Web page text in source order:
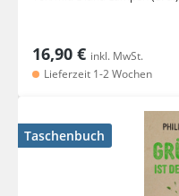
16,90 € inkl. MwSt.
Lieferzeit 1-2 Wochen
Taschenbuch